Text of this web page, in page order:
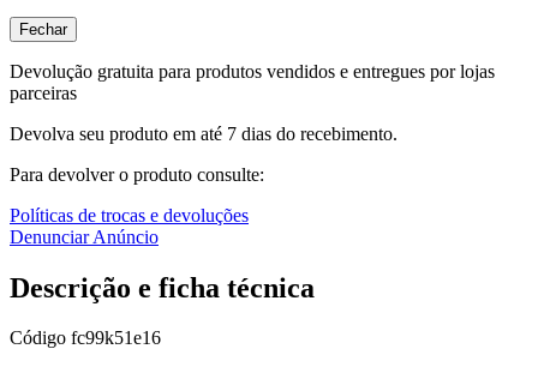
Fechar
Devolução gratuita para produtos vendidos e entregues por lojas
parceiras
Devolva seu produto em até 7 dias do recebimento.
Para devolver o produto consulte:
Políticas de trocas e devoluções
Denunciar Anúncio
Descrição e ficha técnica
Código fc99k51e16